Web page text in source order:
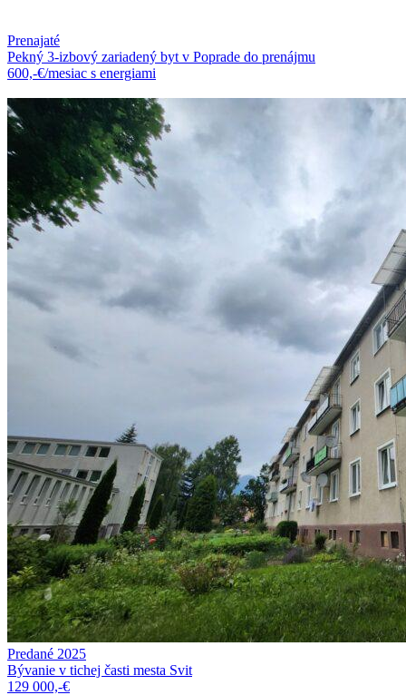
Prenajaté
Pekný 3-izbový zariadený byt v Poprade do prenájmu
600,-€/mesiac s energiami
Predané 2025
Bývanie v tichej časti mesta Svit
129 000,-€